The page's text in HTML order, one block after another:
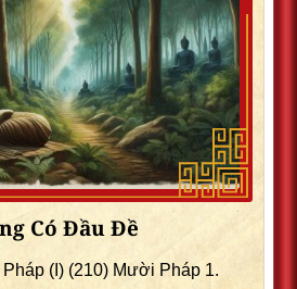
Có Ðầu Ðề
(I) (210) Mười Pháp 1.